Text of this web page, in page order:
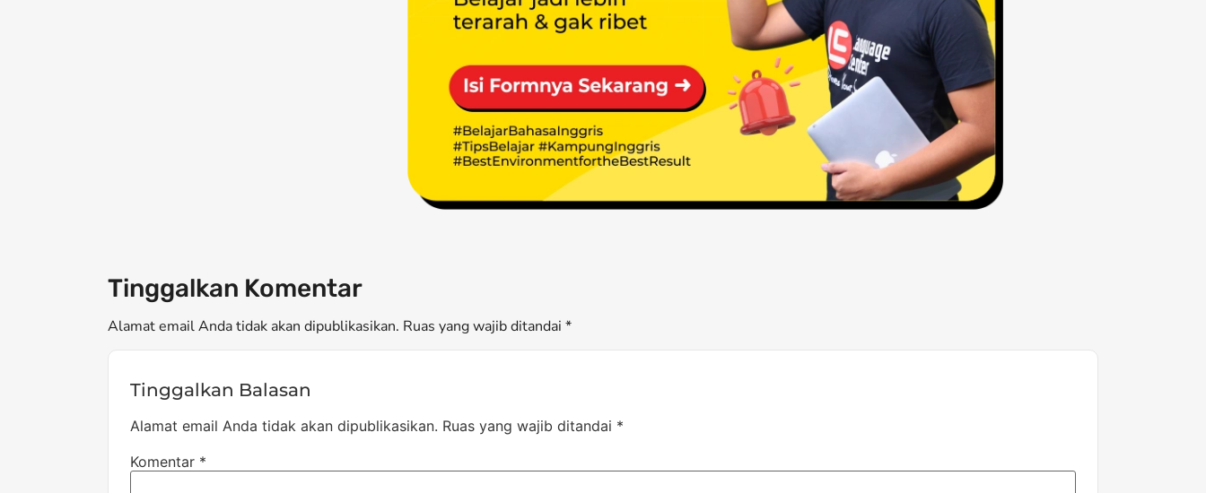
Tinggalkan Komentar
Alamat email Anda tidak akan dipublikasikan. Ruas yang wajib ditandai *
Tinggalkan Balasan
Alamat email Anda tidak akan dipublikasikan. Ruas yang wajib ditandai *
Komentar *